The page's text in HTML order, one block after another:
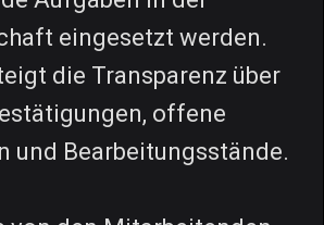
eingesetzt werden.
die Transparenz über
offene
und Bearbeitungsstände.